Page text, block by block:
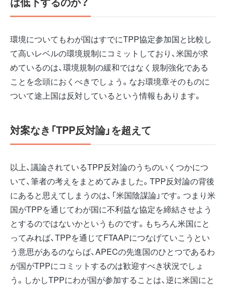
環境についてもわが国はすでにTPP協定参加国と比較し
て高いレベルの環境規制にコミットしており、米国が求
めているのは、環境規制の緩和ではなく規制強化である
ことを念頭におくべきでしょう。なお環境章そのものに
ついて途上国は反対しているという情報もあります。
対案なき「TPP反対論」を超えて
以上、議論されているTPP反対論のうちのいくつかにつ
いて、筆者の考えをまとめてみました。TPP反対論の背後
にあると思えてしまうのは、「米国陰謀論」です。つまり米
国がTPPを通じてわが国に不利益な協定を締結させよう
とするのではないかというものです。もちろん米国にと
ってみれば、TPPを通じてFTAAPにつなげていこうとい
う意思があるのならば、APECの先進国のひとつであるわ
が国がTPPにコミットするのは歓迎すべき状況でしょ
う。しかしTPPにわが国が参加することは、逆に米国にと